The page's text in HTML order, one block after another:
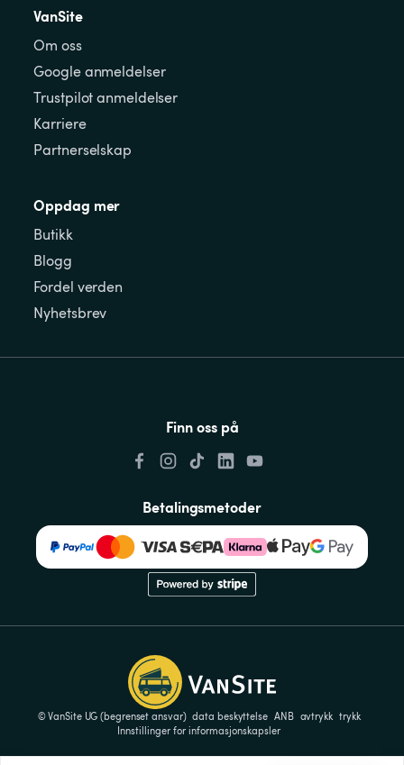
VanSite
Om oss
Google anmeldelser
Trustpilot anmeldelser
Karriere
Partnerselskap
Oppdag mer
Butikk
Blogg
Fordel verden
Nyhetsbrev
Finn oss på
Betalingsmetoder
© VanSite UG (begrenset ansvar) data beskyttelse ANB avtrykk trykk
Innstillinger for informasjonskapsler